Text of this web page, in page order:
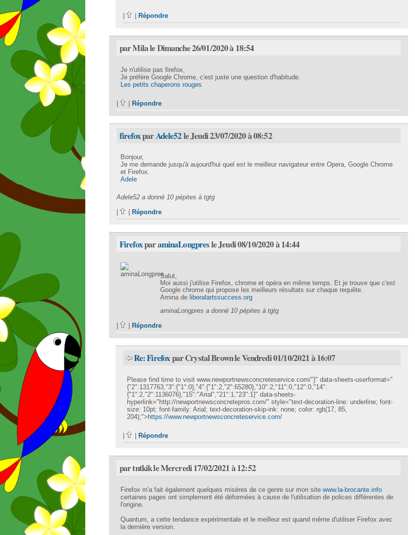
Répondre
par Mila le Dimanche 26/01/2020 à 18:54
Je n'utilise pas firefox,
Je préfère Google Chrome, c'est juste une question d'habitude.
Les petits chaperons rouges
| | Répondre
firefoxparAdele52le Jeudi 23/07/2020 à 08:52
Bonjour,
Je me demande jusqu'à aujourd'hui quel est le meilleur navigateur entre Opera, Google Chrome
et Firefox.
Adele
Adele52 a donné 10 pépites à tgtg
Répondre
FirefoxparaminaLongpresle Jeudi 08/10/2020 à 14:44
Salut,
Moi aussi j'utilise Firefox, chrome et opéra en même temps. Et je trouve que c'est
Google chrome qui propose les meilleurs résultats sur chaque requête.
Amina de liberalartssuccess.org
aminaLongpres a donné 10 pépites à tgtg
Répondre
Re: Firefoxpar Crystal Brown le Vendredi 01/10/2021 à 16:07
Please find time to visit www.newportnewsconcreteservice.com/"}" data-sheets-userformat="
{"2":1317763,"3":{"1":0},"4":{"1":2,"2":65280},"10":2,"11":0,"12":0,"14":
{"1":2,"2":1136076},"15":"Arial","21":1,"23":1}" data-sheets-
hyperlink="http://newportnewsconcretepros.com/" style="text-decoration-line: underline; font-
size: 10pt; font-family: Arial; text-decoration-skip-ink: none; color: rgb(17, 85,
204);"> https://www.newportnewsconcreteservice.com/
Répondre
par tntkik le Mercredi 17/02/2021 à 12:52
Firefox m'a fait également quelques misères de ce genre sur mon site www.la-brocante.info
certaines pages ont simplement été déformées à cause de l'utilisation de polices différentes de
l'origine.
Quantum, a cette tendance expérimentale et le meilleur est quand même d'utiliser Firefox avec
la dernière version.